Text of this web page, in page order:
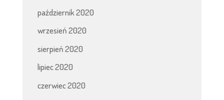
październik 2020
wrzesień 2020
sierpień 2020
lipiec 2020
czerwiec 2020